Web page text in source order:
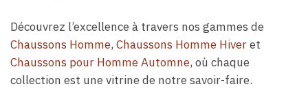
Découvrez l’excellence à travers nos gammes de
Chaussons Homme, Chaussons Homme Hiveret
Chaussons pour Homme Automne, où chaque
collection est une vitrine de notre savoir-faire.